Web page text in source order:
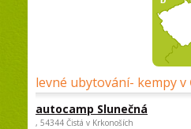
levné ubytování- kempy v
autocamp Slunečná
, 54344 Čistá v Krkonoších